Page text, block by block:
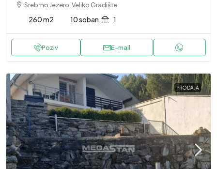
Srebrno Jezero, Veliko Gradište
260 m2 10 soban 1
Poziv E-mail
PRODAJA